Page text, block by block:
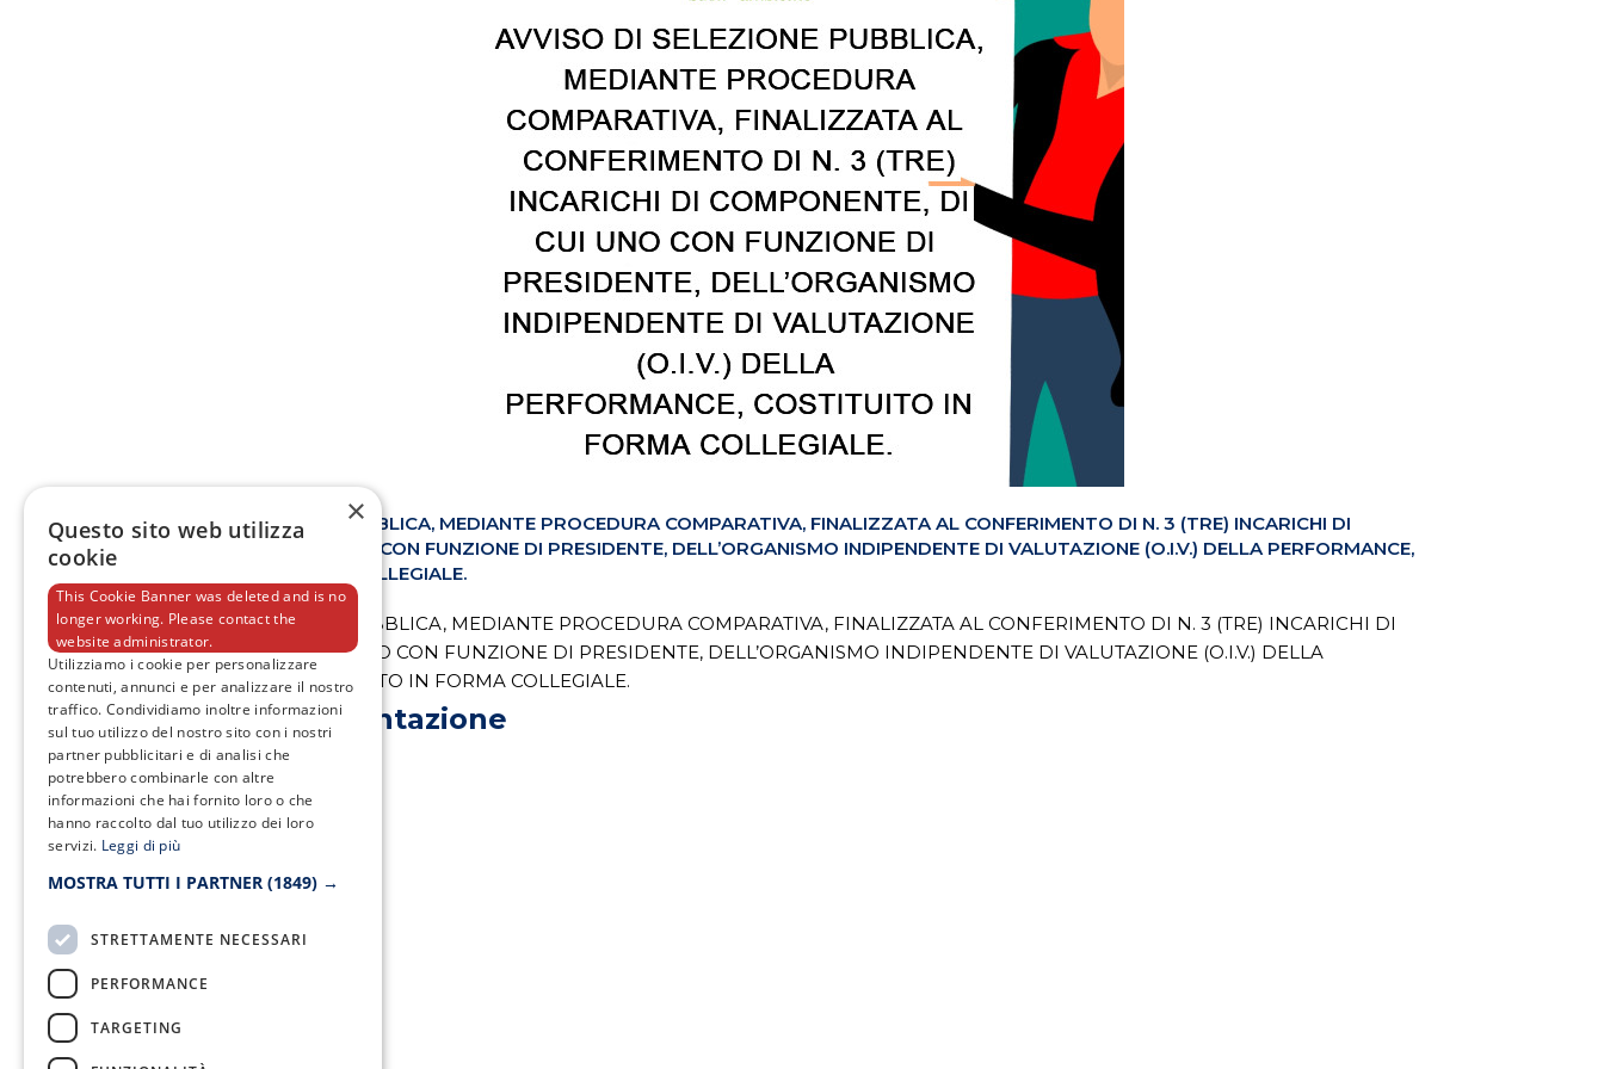
AVVISO DI SELEZIONE PUBBLICA, MEDIANTE PROCEDURA COMPARATIVA, FINALIZZATA AL CONFERIMENTO DI N. 3 (TRE) INCARICHI DI
COMPONENTE, DI CUI UNO CON FUNZIONE DI PRESIDENTE, DELL’ORGANISMO INDIPENDENTE DI VALUTAZIONE (O.I.V.) DELLA PERFORMANCE,
COSTITUITO IN FORMA COLLEGIALE.
AVVISO DI SELEZIONE PUBBLICA, MEDIANTE PROCEDURA COMPARATIVA, FINALIZZATA AL CONFERIMENTO DI N. 3 (TRE) INCARICHI DI
COMPONENTE, DI CUI UNO CON FUNZIONE DI PRESIDENTE, DELL’ORGANISMO INDIPENDENTE DI VALUTAZIONE (O.I.V.) DELLA
PERFORMANCE, COSTITUITO IN FORMA COLLEGIALE.
Scarica documentazione
×
Questo sito web utilizza
cookie
This Cookie Banner was deleted and is no
longer working. Please contact the
website administrator.
Utilizziamo i cookie per personalizzare
contenuti, annunci e per analizzare il nostro
traffico. Condividiamo inoltre informazioni
sul tuo utilizzo del nostro sito con i nostri
partner pubblicitari e di analisi che
potrebbero combinarle con altre
informazioni che hai fornito loro o che
hanno raccolto dal tuo utilizzo dei loro
servizi. Leggi di più
MOSTRA TUTTI I PARTNER (1849) →
STRETTAMENTE NECESSARI
PERFORMANCE
TARGETING